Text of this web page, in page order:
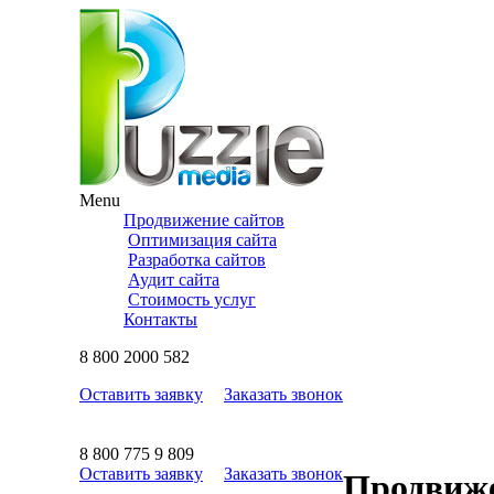
Menu
Продвижение сайтов
Оптимизация сайта
Разработка сайтов
Аудит сайта
Стоимость услуг
Контакты
8 800 2000 582
Оставить заявку
Заказать звонок
8 800 775 9 809
Оставить заявку
Заказать звонок